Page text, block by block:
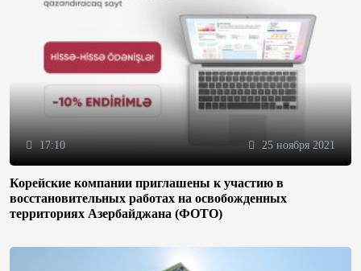
17:10 25 ноября 2021
Корейские компании приглашены к участию в
восстановительных работах на освобожденных
территориях Азербайджана (ФОТО)